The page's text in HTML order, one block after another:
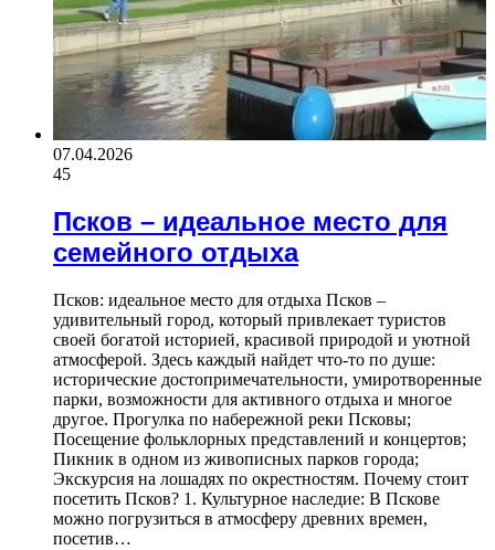
07.04.2026
45
Псков – идеальное место для
семейного отдыха
Псков: идеальное место для отдыха Псков –
удивительный город, который привлекает туристов
своей богатой историей, красивой природой и уютной
атмосферой. Здесь каждый найдет что-то по душе:
исторические достопримечательности, умиротворенные
парки, возможности для активного отдыха и многое
другое. Прогулка по набережной реки Псковы;
Посещение фольклорных представлений и концертов;
Пикник в одном из живописных парков города;
Экскурсия на лошадях по окрестностям. Почему стоит
посетить Псков? 1. Культурное наследие: В Пскове
можно погрузиться в атмосферу древних времен,
посетив…